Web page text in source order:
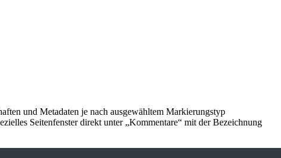
und Metadaten je nach ausgewähltem Markierungstyp
Seitenfenster direkt unter „Kommentare“ mit der Bezeichnung